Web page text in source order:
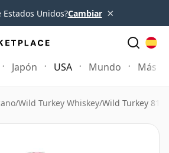
Estados Unidos?Cambiar ×
Japón USA Mundo Más
/Wild Turkey Whiskey/Wild Turkey 81